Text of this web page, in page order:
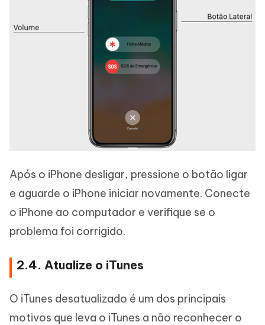
Após o iPhone desligar, pressione o botão ligar
e aguarde o iPhone iniciar novamente. Conecte
o iPhone ao computador e verifique se o
problema foi corrigido.
2.4. Atualize o iTunes
O iTunes desatualizado é um dos principais
motivos que leva o iTunes a não reconhecer o